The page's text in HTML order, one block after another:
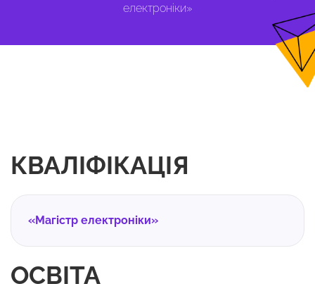
електроніки»
КВАЛІФІКАЦІЯ
«Магістр електроніки»
ОСВІТА